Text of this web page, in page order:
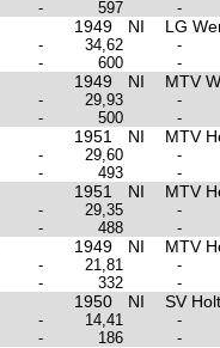
- 597 -
1949 NI LG
- 34,62
-
- 600 -
1949 NI MTV
- 29,93
-
- 500 -
1951 NI MTV
- 29,60
-
- 493 -
1951 NI MTV
- 29,35
-
- 488 -
1949 NI MTV
- 21,81
-
- 332 -
1950 NI SV
- 14,41
-
- 186 -